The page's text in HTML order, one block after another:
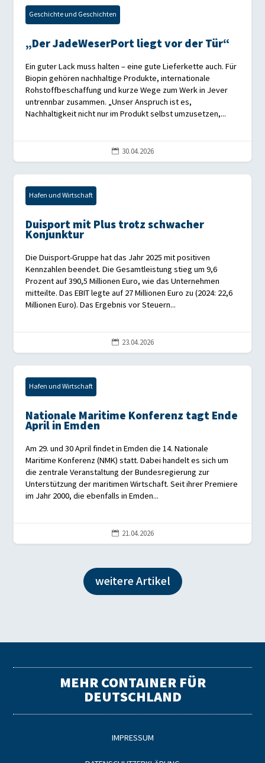
Geschichte und Geschichten
„Der JadeWeserPort liegt vor der Tür“
Ein guter Lack muss halten – eine gute Lieferkette auch. Für
Biopin gehören nachhaltige Produkte, internationale
Rohstoffbeschaffung und kurze Wege zum Werk in Jever
untrennbar zusammen. „Unser Anspruch ist es,
Nachhaltigkeit nicht nur im Produkt selbst umzusetzen,...
 30.04.2026
Hafen und Wirtschaft
Duisport mit Plus trotz schwacher
Konjunktur
Die Duisport-Gruppe hat das Jahr 2025 mit positiven
Kennzahlen beendet. Die Gesamtleistung stieg um 9,6
Prozent auf 390,5 Millionen Euro, wie das Unternehmen
mitteilte. Das EBIT legte auf 27 Millionen Euro zu (2024: 22,6
Millionen Euro). Das Ergebnis vor Steuern...
 23.04.2026
Hafen und Wirtschaft
Nationale Maritime Konferenz tagt Ende
April in Emden
Am 29. und 30 April findet in Emden die 14. Nationale
Maritime Konferenz (NMK) statt. Dabei handelt es sich um
die zentrale Veranstaltung der Bundesregierung zur
Unterstützung der maritimen Wirtschaft. Seit ihrer Premiere
im Jahr 2000, die ebenfalls in Emden...
 21.04.2026
weitere Artikel
MEHR CONTAINER FÜR
DEUTSCHLAND
IMPRESSUM